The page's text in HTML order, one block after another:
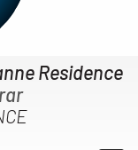
Residence